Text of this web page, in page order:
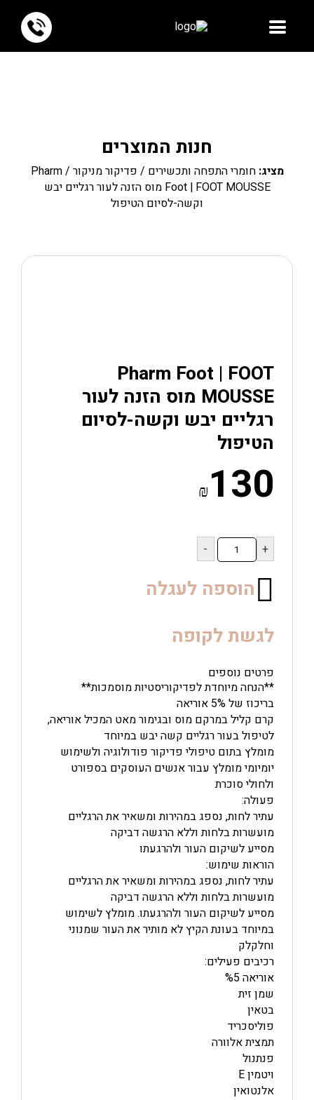
חנות המוצרים
מציג: חומרי התפחה ותכשירים / פדיקור מניקור
/ Pharm
Foot | FOOT MOUSSE מוס הזנה לעור רגליים יבש
וקשה-לסיום הטיפול
Pharm Foot | FOOT
MOUSSE מוס הזנה לעור
רגליים יבש וקשה-לסיום
הטיפול
₪ 130
כמות
של
Foot
מוס
רגליים
יבש
וקשה-לסיום
הטיפול
הוספה לעגלה
לגשת לקופה
פרטים נוספים
**הנחה מיוחדת לפדיקוריסטיות מוסמכות**
בריכוז של 5% אוריאה
קרם קליל במרקם מוס ובגימור מאט המכיל אוריאה,
לטיפול בעור רגליים קשה יבש במיוחד
מומלץ בתום טיפולי פדיקור פודולוגיה ולשימוש
יומיומי מומלץ עבור אנשים העוסקים בספורט
ולחולי סוכרת
פעולה:
עתיר לחות, נספג במהירות ומשאיר את הרגליים
מועשרות בלחות וללא הרגשה דביקה
מסייע לשיקום העור ולהרגעתו
הוראות שימוש:
עתיר לחות, נספג במהירות ומשאיר את הרגליים
מועשרות בלחות וללא הרגשה דביקה
מסייע לשיקום העור ולהרגעתו. מומלץ לשימוש
במיוחד בעונת הקיץ לא מותיר את העור שמנוני
וחלקלק
רכיבים פעילים:
אוריאה %5
שמן זית
בטאין
פוליסכריד
תמצית אלוורה
פנתנול
ויטמין E
אלנטואין